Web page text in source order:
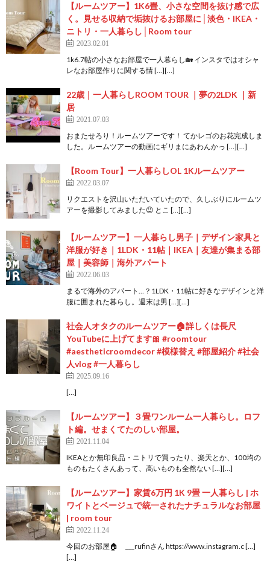
【ルームツアー】1K6畳、小さな空間を抜け感で広
く。見せる収納で垢抜けるお部屋に│淡色・IKEA・
ニトリ・一人暮らし│Room tour
2023.02.01
1k6.7帖の小さなお部屋で一人暮らし🏡 インスタではオシャ
レなお部屋作りに関する情 […][…]
22歳｜一人暮らしROOM TOUR ｜夢の2LDK ｜新
居
2021.07.03
おまたせろり！ルームツアーです！ てかレゴのお花完成しま
した。ルームツアーの動画にギリまにあわんかっ […][…]
【Room Tour】一人暮らしOL 1Kルームツアー
2022.03.07
リクエストを沢山いただいていたので、久しぶりにルームツ
アーを撮影してみました😉 とこ […][…]
【ルームツアー】一人暮らし男子｜デザイン家具と
洋服が好き｜1LDK・11帖｜IKEA｜友達が集まる部
屋｜美容師｜海外アパート
2022.06.03
まるで海外のアパート…？1LDK・11帖に好きなデザインと洋
服に囲まれた暮らし。週末は男 […][…]
社会人オタクのルームツアー🏠詳しくは長尺
YouTubeに上げてます🎀 #roomtour
#aestheticroomdecor #模様替え #部屋紹介 #社会
人vlog #一人暮らし
2025.09.16
[…]
【ルームツアー】３畳ワンルーム一人暮らし。ロフ
ト編。せまくてたのしい部屋。
2021.11.04
IKEAとか無印良品・ニトリで買ったり、楽天とか、100均の
ものもたくさんあって、高いものも全然ない […][…]
【ルームツアー】家賃6万円 1K 9畳 一人暮らし | ホ
ワイトとベージュで統一されたナチュラルなお部屋
| room tour
2022.11.24
今回のお部屋🏠 ___rufinさん https://www.instagram.c […]
[…]